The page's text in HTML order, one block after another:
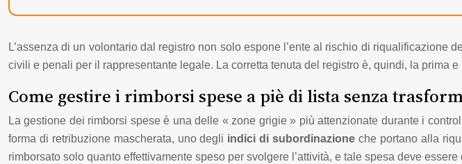
L’assenza di un volontario dal registro non solo espone l’ente al rischio di
civili e penali per il rappresentante legale. La corretta tenuta del registro è, quindi, la prima
Come gestire i rimborsi spese a piè di lista senza
La gestione dei rimborsi spese è una delle « zone grigie » più attenzionate durante i
forma di retribuzione mascherata, uno degli indici di subordinazione che portano alla
rimborsato solo quanto effettivamente speso per svolgere l’attività, e tale spesa deve essere